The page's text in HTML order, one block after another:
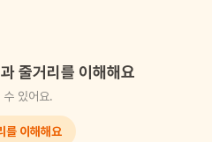
줄거리를 이해해요
수 있어요.
를 이해해요